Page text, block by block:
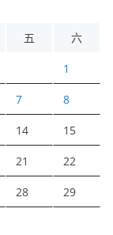
五 六
1
7 8
14 15
21 22
28 29